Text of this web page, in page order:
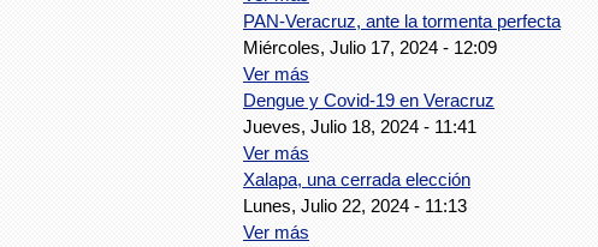
PAN-Veracruz, ante la tormenta perfecta
Miércoles, Julio 17, 2024 - 12:09
Ver más
Dengue y Covid-19 en Veracruz
Jueves, Julio 18, 2024 - 11:41
Ver más
Xalapa, una cerrada elección
Lunes, Julio 22, 2024 - 11:13
Ver más